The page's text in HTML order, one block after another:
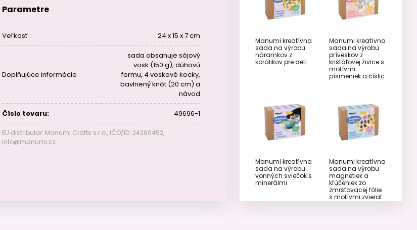
Parametre
Veľkosť 24 x 15 x 7 cm
Doplňujúce informácie
sada obsahuje sójový
vosk (150 g), dúhovú
formu, 4 voskové kocky,
bavlnený knôt (20 cm) a
návod
Číslo tovaru: 49696-1
EU distributor: Manumi Crafts s.r.o., IČO/ID: 24260452,
info@manumi.cz
Manumi kreatívna
sada na výrobu
náramkov z
korálikov pre deti
Manumi kreatívna
sada na výrobu
príveskov z
krištáľovej živice s
motívmi
písmeniek a číslic
Manumi kreatívna
sada na výrobu
vonných sviečok s
minerálmi
Manumi kreatívna
sada na výrobu
magnetiek a
kľúčeniek zo
zmršťovacej fólie
s motívmi zvierat
z džungle